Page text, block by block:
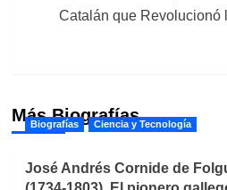
Catalán que Revolucionó
Más Biografías
Biografías Ciencia y Tecnología
José Andrés Cornide de